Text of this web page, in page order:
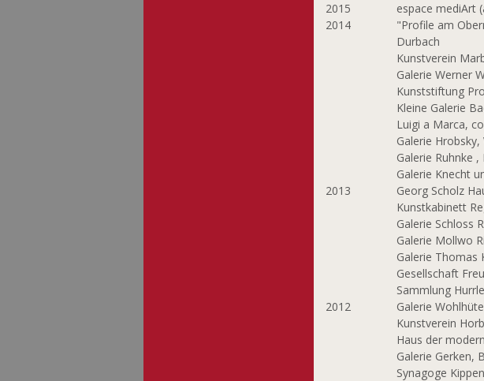
2015
espace mediArt
2014
"Profile am
Durbach
Kunstverein
Galerie Werner
Kunststiftung
Kleine Galerie
Luigi a Marca,
Galerie Hrobsky,
Galerie Ruhnke
Galerie Knecht
2013
Georg Scholz
Kunstkabinett
Galerie Schloss
Galerie Mollwo
Galerie Thomas
Gesellschaft
Sammlung
2012
Galerie
Kunstverein Horb
Haus der
Galerie Gerken,
Synagoge